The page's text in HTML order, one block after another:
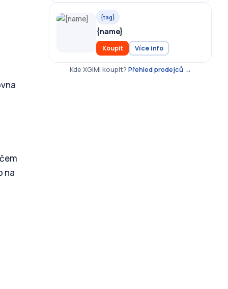
na
{tag}
{name}
Koupit Více info
Kde XGIMI koupit? Přehled prodejců →